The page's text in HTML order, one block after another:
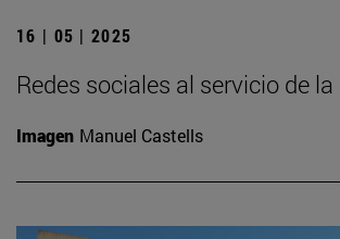
16 | 05 | 2025
Redes sociales al servicio de
Imagen Manuel Castells